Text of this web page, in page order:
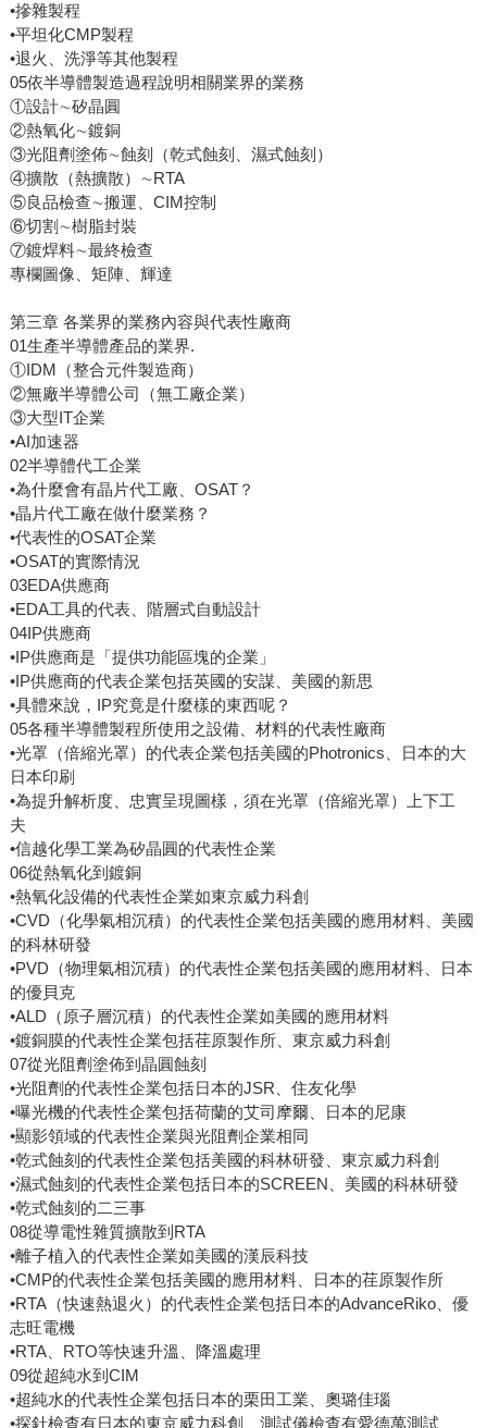
•摻雜製程
•平坦化CMP製程
•退火、洗淨等其他製程
05依半導體製造過程說明相關業界的業務
①設計∼矽晶圓
②熱氧化∼鍍銅
③光阻劑塗佈∼蝕刻（乾式蝕刻、濕式蝕刻）
④擴散（熱擴散）∼RTA
⑤良品檢查∼搬運、CIM控制
⑥切割∼樹脂封裝
⑦鍍焊料∼最終檢查
專欄圖像、矩陣、輝達
第三章 各業界的業務內容與代表性廠商
01生產半導體產品的業界.
①IDM（整合元件製造商）
②無廠半導體公司（無工廠企業）
③大型IT企業
•AI加速器
02半導體代工企業
•為什麼會有晶片代工廠、OSAT？
•晶片代工廠在做什麼業務？
•代表性的OSAT企業
•OSAT的實際情況
03EDA供應商
•EDA工具的代表、階層式自動設計
04IP供應商
•IP供應商是「提供功能區塊的企業」
•IP供應商的代表企業包括英國的安謀、美國的新思
•具體來說，IP究竟是什麼樣的東西呢？
05各種半導體製程所使用之設備、材料的代表性廠商
•光罩（倍縮光罩）的代表企業包括美國的Photronics、日本的大
日本印刷
•為提升解析度、忠實呈現圖樣，須在光罩（倍縮光罩）上下工
夫
•信越化學工業為矽晶圓的代表性企業
06從熱氧化到鍍銅
•熱氧化設備的代表性企業如東京威力科創
•CVD（化學氣相沉積）的代表性企業包括美國的應用材料、美國
的科林研發
•PVD（物理氣相沉積）的代表性企業包括美國的應用材料、日本
的優貝克
•ALD（原子層沉積）的代表性企業如美國的應用材料
•鍍銅膜的代表性企業包括荏原製作所、東京威力科創
07從光阻劑塗佈到晶圓蝕刻
•光阻劑的代表性企業包括日本的JSR、住友化學
•曝光機的代表性企業包括荷蘭的艾司摩爾、日本的尼康
•顯影領域的代表性企業與光阻劑企業相同
•乾式蝕刻的代表性企業包括美國的科林研發、東京威力科創
•濕式蝕刻的代表性企業包括日本的SCREEN、美國的科林研發
•乾式蝕刻的二三事
08從導電性雜質擴散到RTA
•離子植入的代表性企業如美國的漢辰科技
•CMP的代表性企業包括美國的應用材料、日本的荏原製作所
•RTA（快速熱退火）的代表性企業包括日本的AdvanceRiko、優
志旺電機
•RTA、RTO等快速升溫、降溫處理
09從超純水到CIM
•超純水的代表性企業包括日本的栗田工業、奧璐佳瑙
•探針檢查有日本的東京威力科創、測試儀檢查有愛德萬測試